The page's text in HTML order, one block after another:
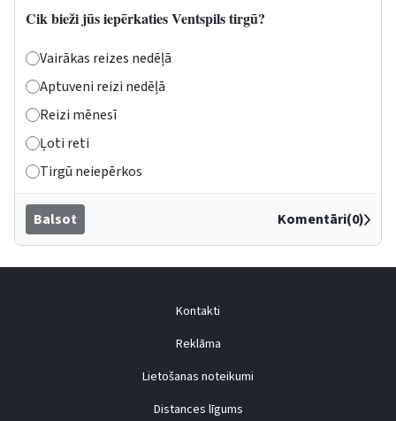
Cik bieži jūs iepērkaties Ventspils tirgū?
Vairākas reizes nedēļā
Aptuveni reizi nedēļā
Reizi mēnesī
Ļoti reti
Tirgū neiepērkos
Balsot Komentāri(0)
Kontakti
Reklāma
Lietošanas noteikumi
Distances līgums